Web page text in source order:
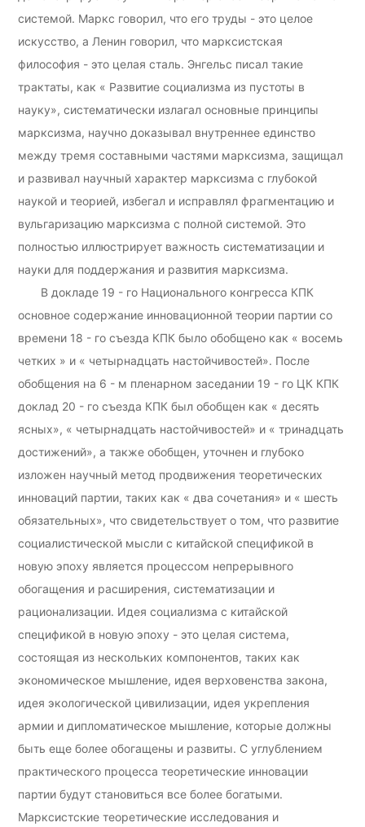
системой. Маркс говорил, что его труды - это целое
искусство, а Ленин говорил, что марксистская
философия - это целая сталь. Энгельс писал такие
трактаты, как « Развитие социализма из пустоты в
науку», систематически излагал основные принципы
марксизма, научно доказывал внутреннее единство
между тремя составными частями марксизма, защищал
и развивал научный характер марксизма с глубокой
наукой и теорией, избегал и исправлял фрагментацию и
вульгаризацию марксизма с полной системой. Это
полностью иллюстрирует важность систематизации и
науки для поддержания и развития марксизма.
В докладе 19 - го Национального конгресса КПК
основное содержание инновационной теории партии со
времени 18 - го съезда КПК было обобщено как « восемь
четких » и « четырнадцать настойчивостей». После
обобщения на 6 - м пленарном заседании 19 - го ЦК КПК
доклад 20 - го съезда КПК был обобщен как « десять
ясных», « четырнадцать настойчивостей» и « тринадцать
достижений», а также обобщен, уточнен и глубоко
изложен научный метод продвижения теоретических
инноваций партии, таких как « два сочетания» и « шесть
обязательных», что свидетельствует о том, что развитие
социалистической мысли с китайской спецификой в
новую эпоху является процессом непрерывного
обогащения и расширения, систематизации и
рационализации. Идея социализма с китайской
спецификой в новую эпоху - это целая система,
состоящая из нескольких компонентов, таких как
экономическое мышление, идея верховенства закона,
идея экологической цивилизации, идея укрепления
армии и дипломатическое мышление, которые должны
быть еще более обогащены и развиты. С углублением
практического процесса теоретические инновации
партии будут становиться все более богатыми.
Марксистские теоретические исследования и